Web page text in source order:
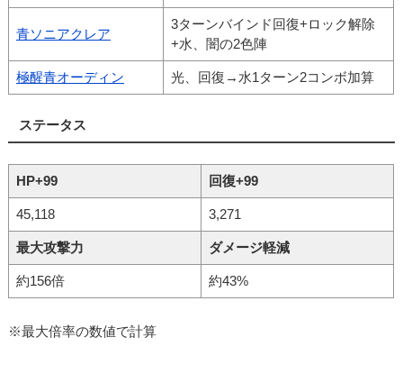
青ソニアクレア
3ターンバインド回復+ロック解除
+水、闇の2色陣
極醒青オーディン 光、回復→水1ターン2コンボ加算
ステータス
HP+99 回復+99
45,118 3,271
最大攻撃力 ダメージ軽減
約156倍 約43%
※最大倍率の数値で計算